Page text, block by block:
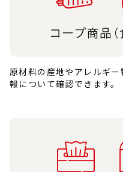
原材料の産地やアレルギ
報について確認できます。